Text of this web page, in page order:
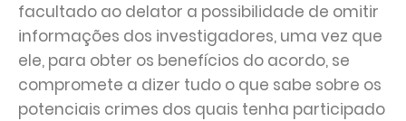
facultado ao delator a possibilidade de omitir
informações dos investigadores, uma vez que
ele, para obter os benefícios do acordo, se
compromete a dizer tudo o que sabe sobre os
potenciais crimes dos quais tenha participado